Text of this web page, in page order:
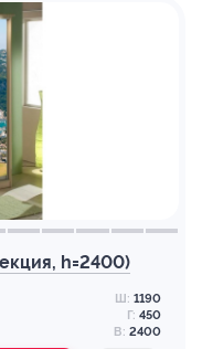
h=2400)
Ш: 1190
Г: 450
В: 2400